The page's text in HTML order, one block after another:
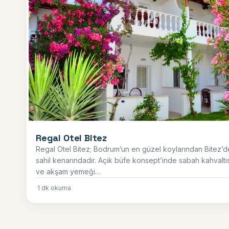
Regal Otel Bitez
Regal Otel Bitez; Bodrum’un en güzel koylarından
sahil kenarındadır. Açık büfe konsept’inde sabah
ve akşam yemeği…
·1 dk okuma